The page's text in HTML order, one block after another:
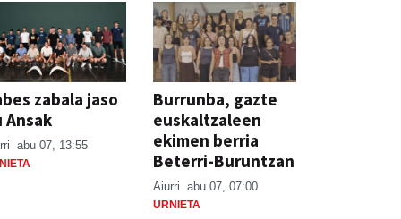
zabala jaso
Ansak
abu 07, 13:55
Burrunba, gazte
euskaltzaleen
ekimen berria
Beterri-Buruntzan
Aiurri abu 07, 07:00
URNIETA